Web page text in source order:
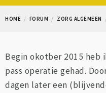
HOME FORUM ZORG ALGEMEEN
Begin okotber 2015 heb
pass operatie gehad.
dagen later een